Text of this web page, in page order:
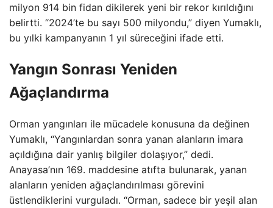
milyon 914 bin fidan dikilerek yeni bir rekor kırıldığını
belirtti. “2024’te bu sayı 500 milyondu,” diyen Yumaklı,
bu yılki kampanyanın 1 yıl süreceğini ifade etti.
Yangın Sonrası Yeniden
Ağaçlandırma
Orman yangınları ile mücadele konusuna da değinen
Yumaklı, “Yangınlardan sonra yanan alanların imara
açıldığına dair yanlış bilgiler dolaşıyor,” dedi.
Anayasa’nın 169. maddesine atıfta bulunarak, yanan
alanların yeniden ağaçlandırılması görevini
üstlendiklerini vurguladı. “Orman, sadece bir yeşil alan